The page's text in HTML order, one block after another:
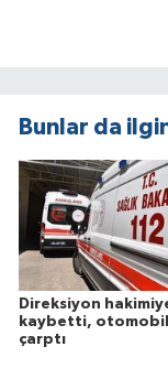
Bunlar da
Direksiyon
kaybetti,
çarptı